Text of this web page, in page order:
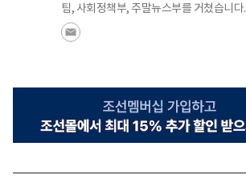
팀, 사회정책부, 주말뉴스부를 거쳤습니다.